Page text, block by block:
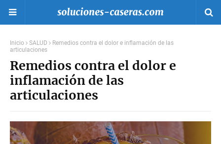
Inicio SALUD
Remedios contra el dolor e inflamación de las
articulaciones
Remedios contra el dolor e
inflamación de las
articulaciones